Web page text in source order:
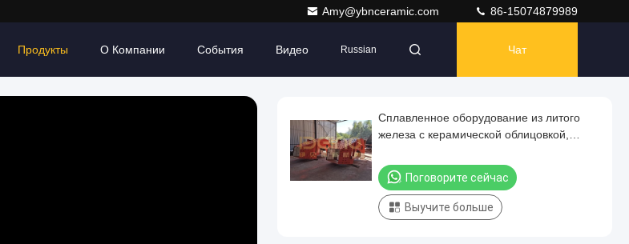
Amy@ybnceramic.com 86-15074879989
Продукты О Компании События Видео Russian Чат
Сплавленное оборудование из литого
железа с керамической облицовкой,
Сертификат ISO
Поговорите сейчас
Выучите больше